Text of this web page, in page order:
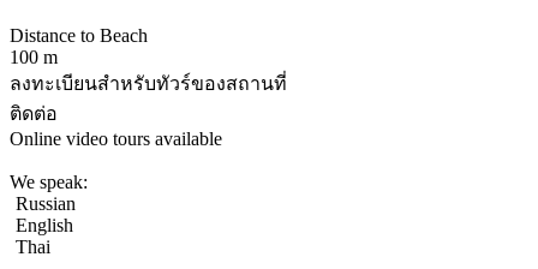
Distance to Beach
100 m
ลงทะเบียนสำหรับทัวร์ของสถานที่
ติดต่อ
Online video tours available
We speak:
Russian
English
Thai